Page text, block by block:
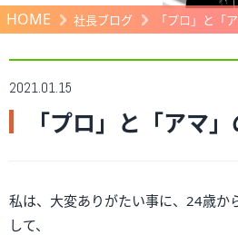
HOME 社長ブログ 「プロ」と「
2021.01.15
「プロ」と「アマ
私は、大変ありがたい事に、24歳か
して、